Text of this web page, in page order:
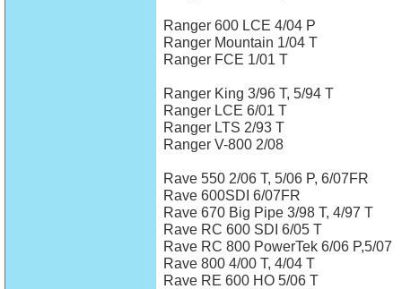
Ranger 600 LCE 4/04 P
Ranger Mountain 1/04 T
Ranger FCE 1/01 T
Ranger King 3/96 T, 5/94 T
Ranger LCE 6/01 T
Ranger LTS 2/93 T
Ranger V-800 2/08
Rave 550 2/06 T, 5/06 P, 6/07FR
Rave 600SDI 6/07FR
Rave 670 Big Pipe 3/98 T, 4/97 T
Rave RC 600 SDI 6/05 T
Rave RC 800 PowerTek 6/06 P,5/07
Rave 800 4/00 T, 4/04 T
Rave RE 600 HO 5/06 T